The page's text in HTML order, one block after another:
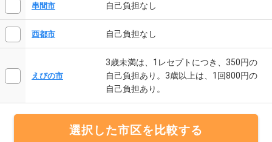
串間市 自己負担なし
西都市 自己負担なし
えびの市
3歳未満は、1レセプトにつき、350円の
自己負担あり。3歳以上は、1回800円の
自己負担あり。
選択した市区を比較する